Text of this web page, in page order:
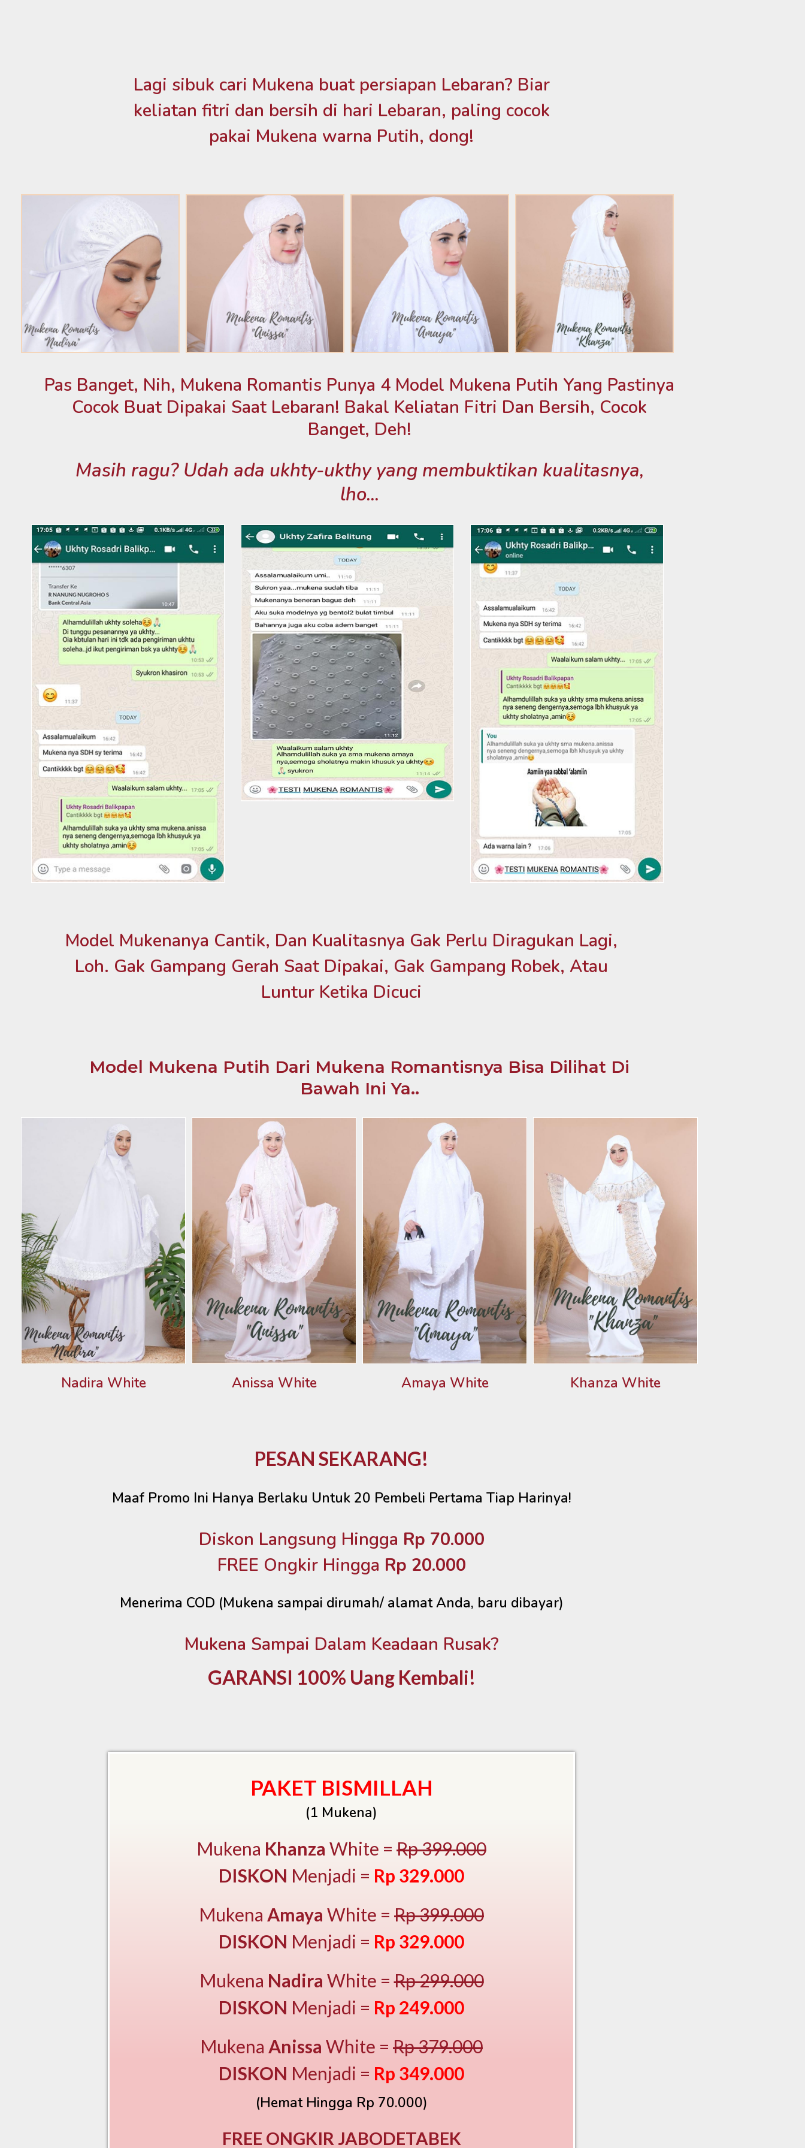
Lagi sibuk cari Mukena buat persiapan Lebaran? Biar
keliatan fitri dan bersih di hari Lebaran, paling cocok
pakai Mukena warna Putih, dong!
Pas Banget, Nih, Mukena Romantis Punya 4 Model Mukena Putih Yang Pastinya
Cocok Buat Dipakai Saat Lebaran! Bakal Keliatan Fitri Dan Bersih, Cocok
Banget, Deh!
Masih ragu? Udah ada ukhty-ukthy yang membuktikan kualitasnya,
lho...
Model Mukenanya Cantik, Dan Kualitasnya Gak Perlu Diragukan Lagi,
Loh. Gak Gampang Gerah Saat Dipakai, Gak Gampang Robek, Atau
Luntur Ketika Dicuci
Model Mukena Putih Dari Mukena Romantisnya Bisa Dilihat Di
Bawah Ini Ya..
Nadira White Anissa White Amaya White Khanza White
PESAN SEKARANG!
Maaf Promo Ini Hanya Berlaku Untuk 20 Pembeli Pertama Tiap Harinya!
Diskon Langsung Hingga Rp 70.000
FREE Ongkir Hingga Rp 20.000
Menerima COD (Mukena sampai dirumah/ alamat Anda, baru dibayar)
Mukena Sampai Dalam Keadaan Rusak?
GARANSI 100% Uang Kembali!
PAKET BISMILLAH
(1 Mukena)
Mukena Khanza White = Rp 399.000
DISKON Menjadi = Rp 329.000
Mukena Amaya White = Rp 399.000
DISKON Menjadi = Rp 329.000
Mukena Nadira White =Rp 299.000
DISKON Menjadi = Rp 249.000
Mukena Anissa White = Rp 379.000
DISKON Menjadi = Rp 349.000
(Hemat Hingga Rp 70.000)
FREE ONGKIR JABODETABEK